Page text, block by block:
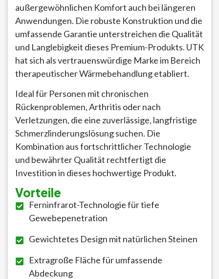
außergewöhnlichen Komfort auch bei längeren
Anwendungen. Die robuste Konstruktion und die
umfassende Garantie unterstreichen die Qualität
und Langlebigkeit dieses Premium-Produkts. UTK
hat sich als vertrauenswürdige Marke im Bereich
therapeutischer Wärmebehandlung etabliert.
Ideal für Personen mit chronischen
Rückenproblemen, Arthritis oder nach
Verletzungen, die eine zuverlässige, langfristige
Schmerzlinderungslösung suchen. Die
Kombination aus fortschrittlicher Technologie
und bewährter Qualität rechtfertigt die
Investition in dieses hochwertige Produkt.
Vorteile
Ferninfrarot-Technologie für tiefe
Gewebepenetration
Gewichtetes Design mit natürlichen Steinen
Extragroße Fläche für umfassende
Abdeckung